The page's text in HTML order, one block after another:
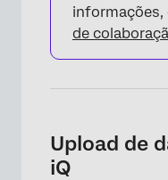
de
Upload de
iQ